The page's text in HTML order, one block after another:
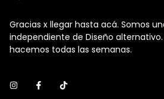
Gracias x llegar hasta acá. Somos
independiente de Diseño alternativo.
hacemos todas las semanas.